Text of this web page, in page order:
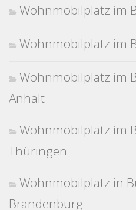
Wohnmobilplatz im
Wohnmobilplatz im
Wohnmobilplatz im
Anhalt
Wohnmobilplatz im
Thüringen
Wohnmobilplatz in
Brandenburg